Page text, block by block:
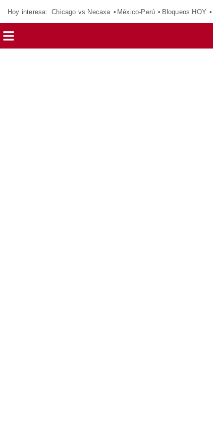
Hoy interesa: Chicago vs Necaxa México-Perú Bloqueos HOY